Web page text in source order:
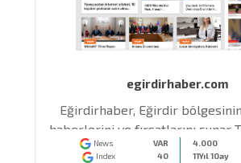
egirdirhaber.com
Eğirdirhaber, Eğirdir
haberlerini ve fırsatlarını sunar
İçin Bir Numaradır
News
VAR
Index
40
4.000
11Yıl 10ay